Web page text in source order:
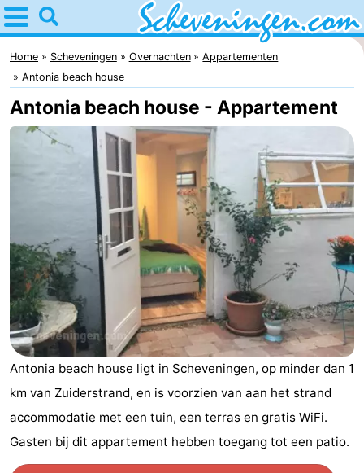
Home
Scheveningen
Tips
Voor
Appartementen
-
Nautisch
Centrum
Scheveningen
Bed
(&
breakfasts)
Campings
Hotels
Vakantiehuizen
-
Home Scheveningen Overnachten
Appartementen
Antonia beach house
Antonia beach house - Appartement
Antonia beach house ligt in Scheveningen, op minder dan 1
km van Zuiderstrand, en is voorzien van aan het strand
accommodatie met een tuin, een terras en gratis WiFi.
Gasten bij dit appartement hebben toegang tot een patio.